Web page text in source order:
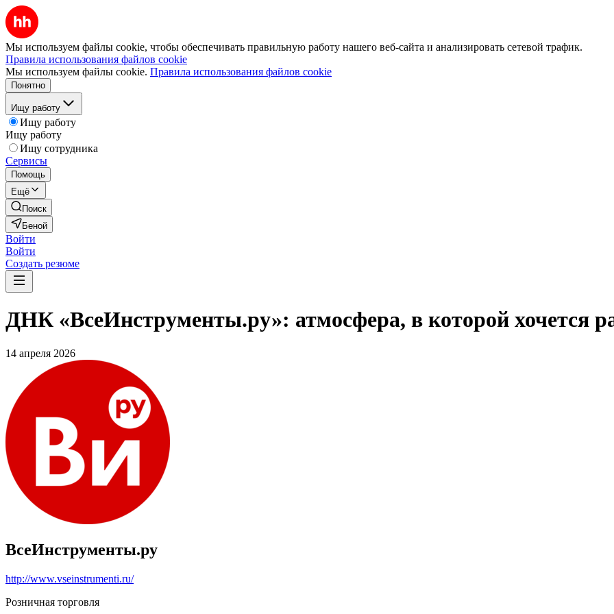
Мы используем файлы cookie, чтобы обеспечивать правильную работу нашего веб-сайта и анализировать сетевой трафик.
Правила использования файлов cookie
Мы используем файлы cookie. Правила использования файлов cookie
Понятно
Ищу работу
Ищу работу
Ищу работу
Ищу сотрудника
Сервисы
Помощь
Ещё
Поиск
Беной
Войти
Войти
Создать резюме
ДНК «ВсеИнструменты.ру»: атмосфера, в которой хочется
14 апреля 2026
ВсеИнструменты.ру
http://www.vseinstrumenti.ru/
Розничная торговля